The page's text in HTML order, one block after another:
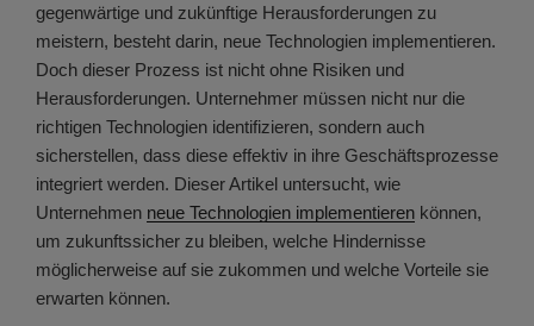
gegenwärtige und zukünftige Herausforderungen zu
meistern, besteht darin, neue Technologien implementieren.
Doch dieser Prozess ist nicht ohne Risiken und
Herausforderungen. Unternehmer müssen nicht nur die
richtigen Technologien identifizieren, sondern auch
sicherstellen, dass diese effektiv in ihre Geschäftsprozesse
integriert werden. Dieser Artikel untersucht, wie
Unternehmen neue Technologien implementieren können,
um zukunftssicher zu bleiben, welche Hindernisse
möglicherweise auf sie zukommen und welche Vorteile sie
erwarten können.